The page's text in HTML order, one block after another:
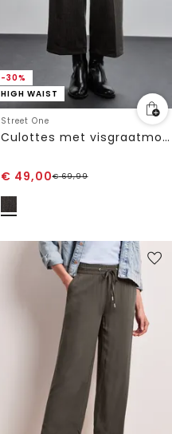
-30%
HIGH WAIST
Street One
Culottes met visgraatmotief
€ 49,00€69,99